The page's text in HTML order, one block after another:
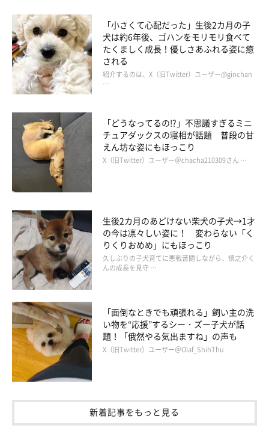
「小さくて心配だった」生後2カ月の子
犬は約6年後、ゴハンをモリモリ食べて
たくましく成長！優しさあふれる姿に癒
される
紹介するのは、X（旧Twitter）ユーザー@ginchan
…
「どうなってるの!?」不思議すぎるミニ
チュアダックスの寝相が話題 普段の甘
えん坊な姿にもほっこり
X（旧Twitter）ユーザー＠chacha210309さん …
生後2カ月のあどけない柴犬の子犬→1才
の今は凛々しい姿に！ 変わらない「く
りくりおめめ」にもほっこり
久しぶりの子犬育てに悪戦苦闘しながら、慎之介く
んの成長を見守 …
「面倒なときでも頑張れる」飼い主の洗
い物を“応援”するシー・ズー子犬が話
題！「俄然やる気出ますね」の声も
X（旧Twitter）ユーザー＠Olaf_ShihThu
新着記事をもっと見る